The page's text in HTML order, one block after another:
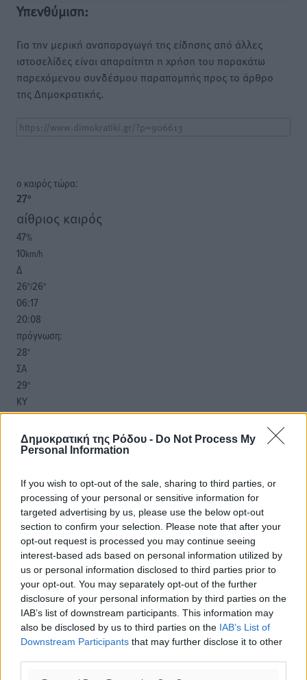
Δημοκρατική της Ρόδου - Do Not Process My
Personal Information
If you wish to opt-out of the sale, sharing to third parties, or
processing of your personal or sensitive information for
targeted advertising by us, please use the below opt-out
section to confirm your selection. Please note that after your
opt-out request is processed you may continue seeing
interest-based ads based on personal information utilized by
us or personal information disclosed to third parties prior to
your opt-out. You may separately opt-out of the further
disclosure of your personal information by third parties on the
IAB’s list of downstream participants. This information may
also be disclosed by us to third parties on the IAB’s List of
Downstream Participants that may further disclose it to other
Υπενθύμιση:
Για την μερική αναπαραγωγή της είδησης από άλλες
ιστοσελίδες είναι απαραίτητη η χρήση του παρακάτω
παρεχόμενου συνδέσμου παραπομπής προς το άρθρο
της Δημοκρατικής.
o καιρός τώρα:
27°
αίθριος καιρός
47%
10km/h
Δ
26°/26°
06:17
20:08
πρόγνωση:
28°
ΣΑ
29°
ΚΥ
29°
ΔΕ
28°